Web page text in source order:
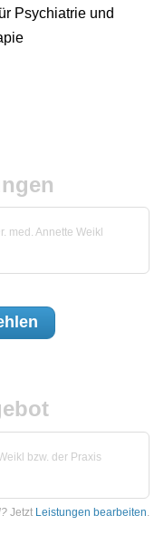
Psychiatrie und
med. Annette Weikl
bzw. der Praxis
Jetzt Leistungen bearbeiten.